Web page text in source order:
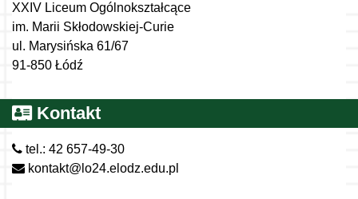
XXIV Liceum Ogólnokształcące
im. Marii Skłodowskiej-Curie
ul. Marysińska 61/67
91-850 Łódź
Kontakt
tel.: 42 657-49-30
kontakt@lo24.elodz.edu.pl